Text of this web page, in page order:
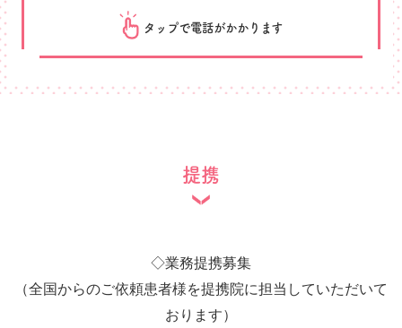
タップで電話がかかります
提携
◇業務提携募集
（全国からのご依頼患者様を提携院に担当していただいて
おります）